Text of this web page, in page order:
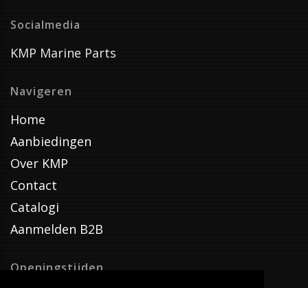
Socialmedia
KMP Marine Parts
Navigeren
Home
Aanbiedingen
Over KMP
Contact
Catalogi
Aanmelden B2B
Openingstijden